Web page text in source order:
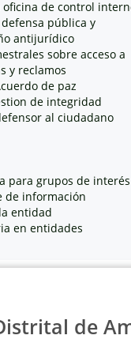
oficina de control
pública y
antijurídico
sobre acceso a
y reclamos
de paz
de integridad
al ciudadano
para grupos de interés
de información
entidad
en entidades
de